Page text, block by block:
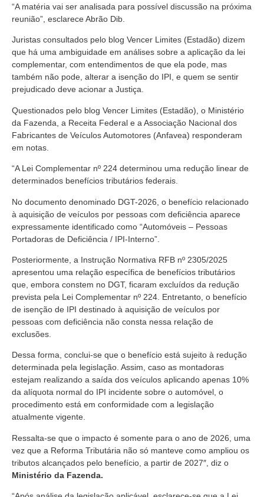
“A matéria vai ser analisada para possível discussão na próxima
reunião”, esclarece Abrão Dib.
Juristas consultados pelo blog Vencer Limites (Estadão) dizem
que há uma ambiguidade em análises sobre a aplicação da lei
complementar, com entendimentos de que ela pode, mas
também não pode, alterar a isenção do IPI, e quem se sentir
prejudicado deve acionar a Justiça.
Questionados pelo blog Vencer Limites (Estadão), o Ministério
da Fazenda, a Receita Federal e a Associação Nacional dos
Fabricantes de Veículos Automotores (Anfavea) responderam
em notas.
“A Lei Complementar nº 224 determinou uma redução linear de
determinados benefícios tributários federais.
No documento denominado DGT-2026, o benefício relacionado
à aquisição de veículos por pessoas com deficiência aparece
expressamente identificado como “Automóveis – Pessoas
Portadoras de Deficiência / IPI-Interno”.
Posteriormente, a Instrução Normativa RFB nº 2305/2025
apresentou uma relação específica de benefícios tributários
que, embora constem no DGT, ficaram excluídos da redução
prevista pela Lei Complementar nº 224. Entretanto, o benefício
de isenção de IPI destinado à aquisição de veículos por
pessoas com deficiência não consta nessa relação de
exclusões.
Dessa forma, conclui-se que o benefício está sujeito à redução
determinada pela legislação. Assim, caso as montadoras
estejam realizando a saída dos veículos aplicando apenas 10%
da alíquota normal do IPI incidente sobre o automóvel, o
procedimento está em conformidade com a legislação
atualmente vigente.
Ressalta-se que o impacto é somente para o ano de 2026, uma
vez que a Reforma Tributária não só manteve como ampliou os
tributos alcançados pelo benefício, a partir de 2027″, diz o
Ministério da Fazenda.